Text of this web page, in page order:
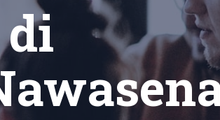
di